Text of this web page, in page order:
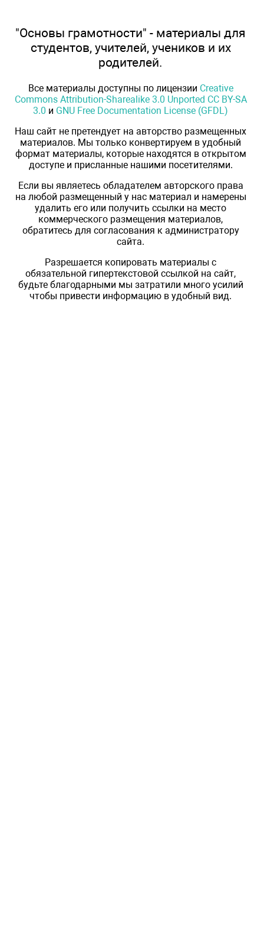
"Основы грамотности" - материалы для
студентов, учителей, учеников и их
родителей.
Все материалы доступны по лицензии Creative
Commons Attribution-Sharealike 3.0 Unported CC BY-SA
3.0 и GNU Free Documentation License (GFDL)
Наш сайт не претендует на авторство размещенных
материалов. Мы только конвертируем в удобный
формат материалы, которые находятся в открытом
доступе и присланные нашими посетителями.
Если вы являетесь обладателем авторского права
на любой размещенный у нас материал и намерены
удалить его или получить ссылки на место
коммерческого размещения материалов,
обратитесь для согласования к администратору
сайта.
Разрешается копировать материалы с
обязательной гипертекстовой ссылкой на сайт,
будьте благодарными мы затратили много усилий
чтобы привести информацию в удобный вид.